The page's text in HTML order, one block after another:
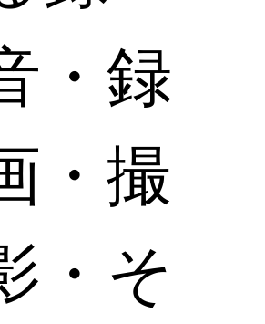
・録
・撮
・そ